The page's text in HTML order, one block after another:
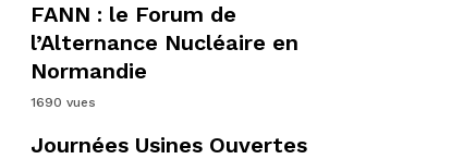
FANN : le Forum de
l’Alternance Nucléaire en
Normandie
1690 vues
Journées Usines Ouvertes